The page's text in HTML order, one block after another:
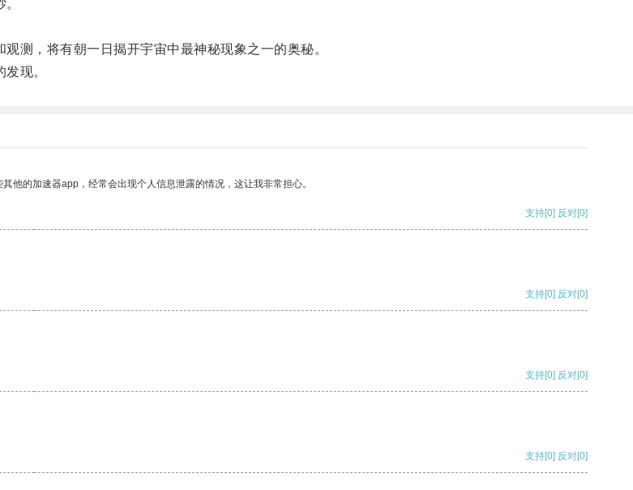
，将有朝一日揭开宇宙中最神秘现象之一的奥秘。
现。
他的加速器app，经常会出现个人信息泄露的情况，这让我非常担心。
支持[0] 反对[0]
支持[0] 反对[0]
支持[0] 反对[0]
支持[0] 反对[0]